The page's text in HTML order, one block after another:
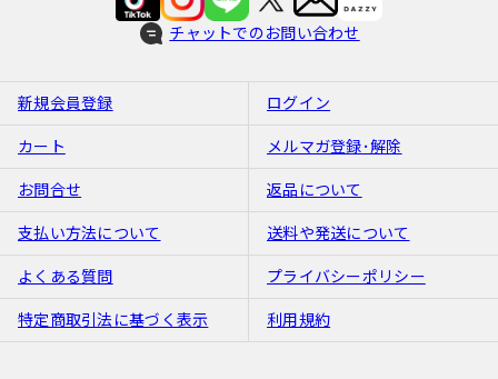
チャットでのお問い合わせ
新規会員登録 ログイン
カート メルマガ登録･解除
お問合せ 返品について
支払い方法について 送料や発送について
よくある質問 プライバシーポリシー
特定商取引法に基づく表示 利用規約